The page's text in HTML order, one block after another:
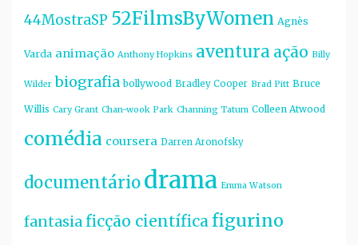
44MostraSP 52FilmsByWomen Agnès
Varda animação Anthony Hopkins aventura ação Billy
Wilder biografia bollywood Bradley Cooper Brad Pitt Bruce
Willis Cary Grant Chan-wook Park Channing Tatum Colleen Atwood
comédia coursera Darren Aronofsky
documentáriodrama Emma Watson
fantasiaficção científicafigurino